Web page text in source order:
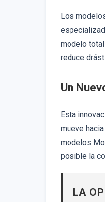
Los
modelo
reduce
Un
Esta
mueve
modelos
posible la
LA